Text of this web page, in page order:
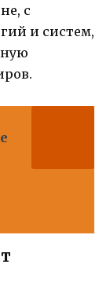
с
и систем,